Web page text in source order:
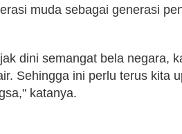
muda sebagai generasi
dini semangat bela negara,
Sehingga ini perlu terus kita
katanya.